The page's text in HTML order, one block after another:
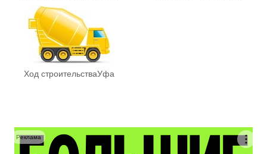
Ход строительстваУфа
Реклама